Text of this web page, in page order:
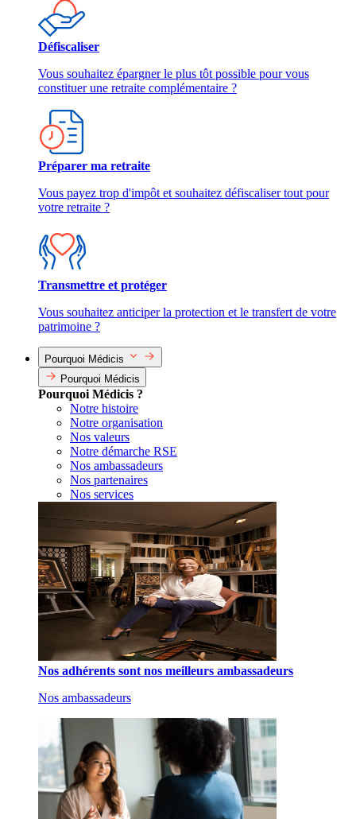
Défiscaliser
Vous souhaitez épargner le plus tôt possible pour vous
constituer une retraite complémentaire ?
Préparer ma retraite
Vous payez trop d'impôt et souhaitez défiscaliser tout pour
votre retraite ?
Transmettre et protéger
Vous souhaitez anticiper la protection et le transfert de votre
patrimoine ?
Pourquoi Médicis
Pourquoi Médicis
Pourquoi Médicis ?
Notre histoire
Notre organisation
Nos valeurs
Notre démarche RSE
Nos ambassadeurs
Nos partenaires
Nos services
Nos adhérents sont nos meilleurs ambassadeurs
Nos ambassadeurs